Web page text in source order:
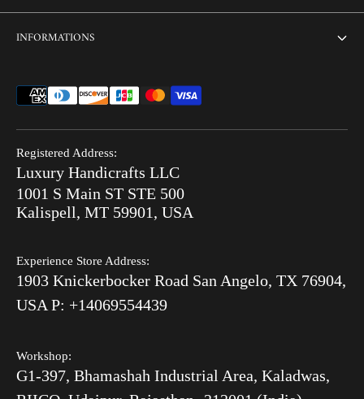
Personnalisation
FAQ
Recherche
Blog
Incrustation osseuse V/S MOP
Offres combinées
End of Summer Sale
INFORMATIONS
Politique d'expédition
Après la commande
Luxury Handicrafts UAE
Sitemap
Registered Address:
Luxury Handicrafts LLC
1001 S Main ST STE 500
Kalispell, MT 59901, USA
Experience Store Address:
1903 Knickerbocker Road San Angelo, TX 76904,
USA P: +14069554439
Workshop:
G1-397, Bhamashah Industrial Area, Kaladwas,